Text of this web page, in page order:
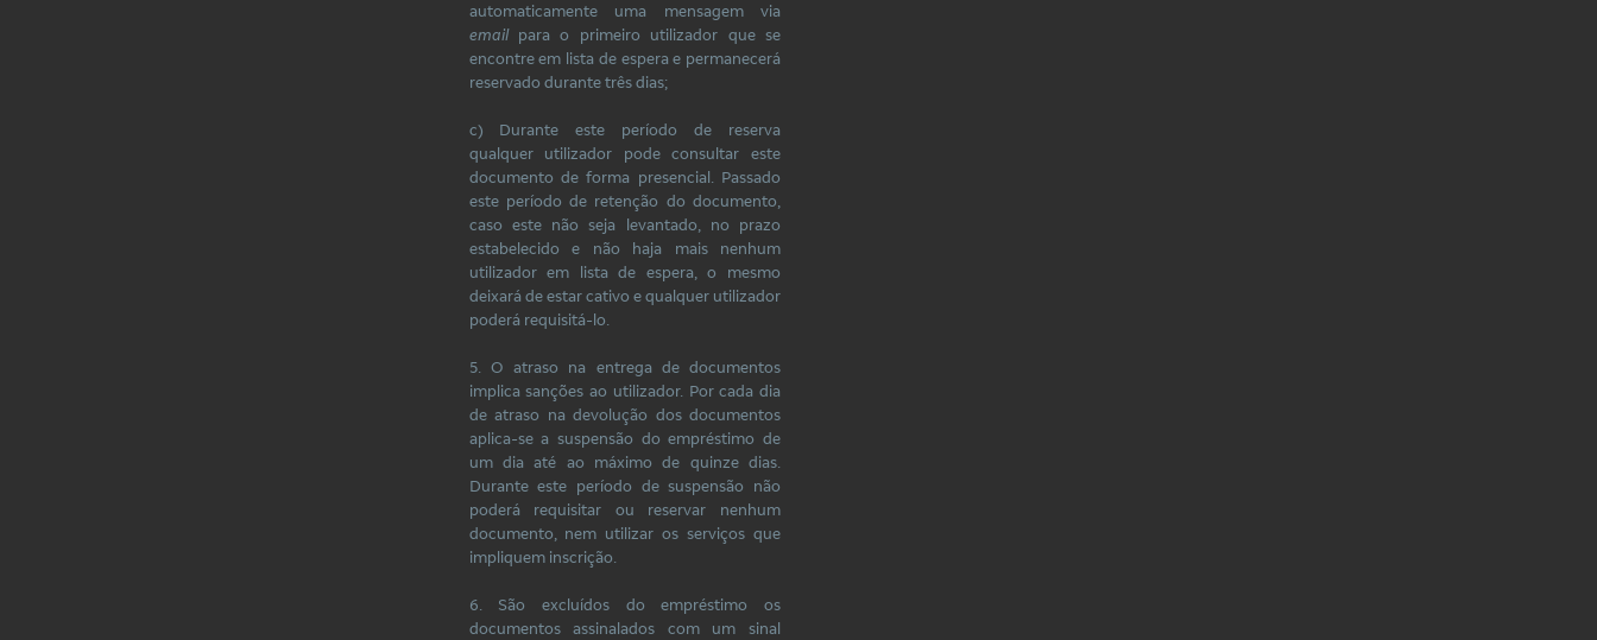
automaticamente uma mensagem via
emailpara o primeiro utilizador que se
encontre em lista de espera e permanecerá
reservado durante três dias;
c) Durante este período de reserva
qualquer utilizador pode consultar este
documento de forma presencial. Passado
este período de retenção do documento,
caso este não seja levantado, no prazo
estabelecido e não haja mais nenhum
utilizador em lista de espera, o mesmo
deixará de estar cativo e qualquer utilizador
poderá requisitá-lo.
5. O atraso na entrega de documentos
implica sanções ao utilizador. Por cada dia
de atraso na devolução dos documentos
aplica-se a suspensão do empréstimo de
um dia até ao máximo de quinze dias.
Durante este período de suspensão não
poderá requisitar ou reservar nenhum
documento, nem utilizar os serviços que
impliquem inscrição.
6. São excluídos do empréstimo os
documentos assinalados com um sinal